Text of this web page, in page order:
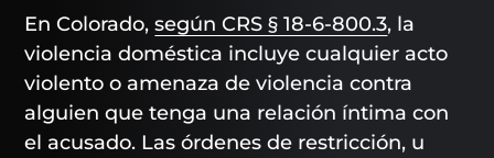
En Colorado,según CRS § 18-6-800.3, la
violencia doméstica incluye cualquier acto
violento o amenaza de violencia contra
alguien que tenga una relación íntima con
el acusado. Las órdenes de restricción, u